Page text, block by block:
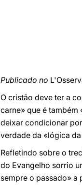
Publicado no
O cristão deve ter a
carne» que é também
deixar condicionar
verdade da «lógica
Refletindo sobre o
do Evangelho sorrio
sempre o passado» a